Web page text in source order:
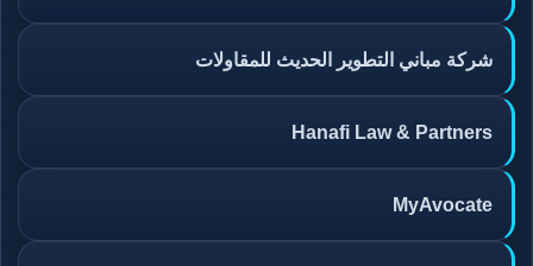
شركة مباني التطوير الحديث للمقاولات
Hanafi Law & Partners
MyAvocate